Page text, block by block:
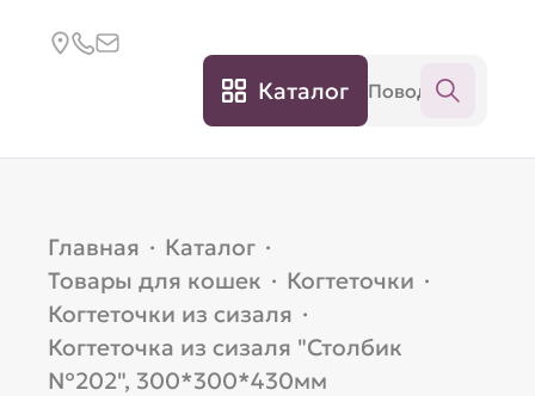
Каталог
Главная · Каталог ·
Товары для кошек · Когтеточки ·
Когтеточки из сизаля ·
Когтеточка из сизаля "Столбик
№202", 300*300*430мм